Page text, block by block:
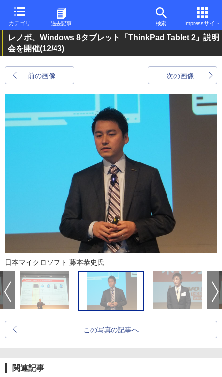
カテゴリ 過去記事 検索 Impressサイト
レノボ、Windows 8タブレット「ThinkPad Tablet 2」説明
会を開催(12/43)
前の画像 次の画像
日本マイクロソフト 藤本恭史氏
この写真の記事へ
関連記事